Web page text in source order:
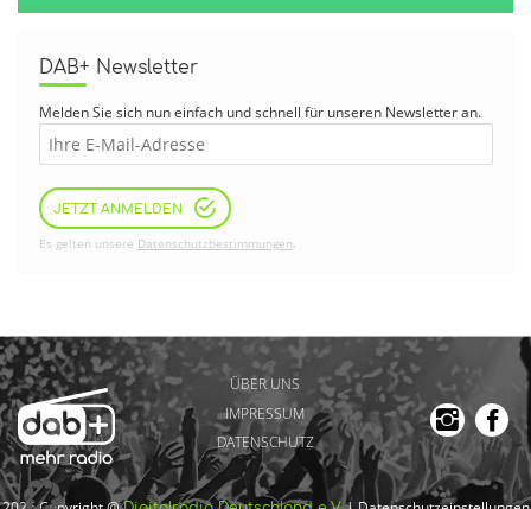
DAB+ Newsletter
Melden Sie sich nun einfach und schnell für unseren Newsletter an.
JETZT ANMELDEN
Es gelten unsere Datenschutzbestimmungen.
ÜBER UNS
IMPRESSUM
DATENSCHUTZ